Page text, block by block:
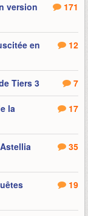
171
version
12
en
7
Tiers 3
17
la
35
19